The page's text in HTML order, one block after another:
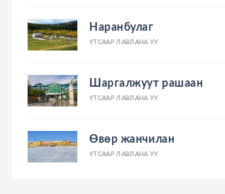
Наранбулаг
УТСААР ЛАВЛАНА УУ
Шаргалжуут рашаан
УТСААР ЛАВЛАНА УУ
Өвөр жанчилан
УТСААР ЛАВЛАНА УУ